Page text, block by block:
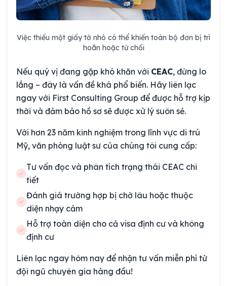
Việc thiếu một giấy tờ nhỏ có thể khiến toàn bộ đơn bị trì
hoãn hoặc từ chối
Nếu quý vị đang gặp khó khăn với CEAC, đừng lo
lắng – đây là vấn đề khá phổ biến. Hãy liên lạc
ngay với First Consulting Group để được hỗ trợ kịp
thời và đảm bảo hồ sơ sẽ được xử lý suôn sẻ.
Với hơn 23 năm kinh nghiệm trong lĩnh vực di trú
Mỹ, văn phòng luật sư của chúng tôi cung cấp:
Tư vấn đọc và phân tích trạng thái CEAC chi
tiết
Đánh giá trường hợp bị chờ lâu hoặc thuộc
diện nhạy cảm
Hỗ trợ toàn diện cho cả visa định cư và không
định cư
Liên lạc ngay hôm nay để nhận tư vấn miễn phí từ
đội ngũ chuyên gia hàng đầu!